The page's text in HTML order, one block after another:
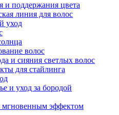
и поддержания цвета
линия для волос
уход
волос
и сияния светлых волос
для стайлинга
и уход за бородой
мгновенным эффектом